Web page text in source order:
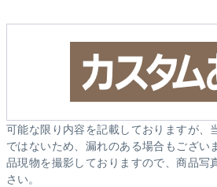
可能な限り内容を記載しておりますが、
ではないため、漏れのある場合もござい
品現物を撮影しておりますので、商品写
さい。